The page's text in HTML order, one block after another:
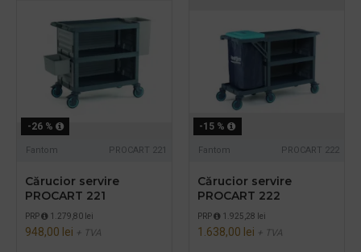
-26 %
Fantom PROCART 221
Cărucior servire
PROCART 221
PRP 1.279,80 lei
948,00 lei + TVA
-15 %
Fantom PROCART 222
Cărucior servire
PROCART 222
PRP 1.925,28 lei
1.638,00 lei + TVA